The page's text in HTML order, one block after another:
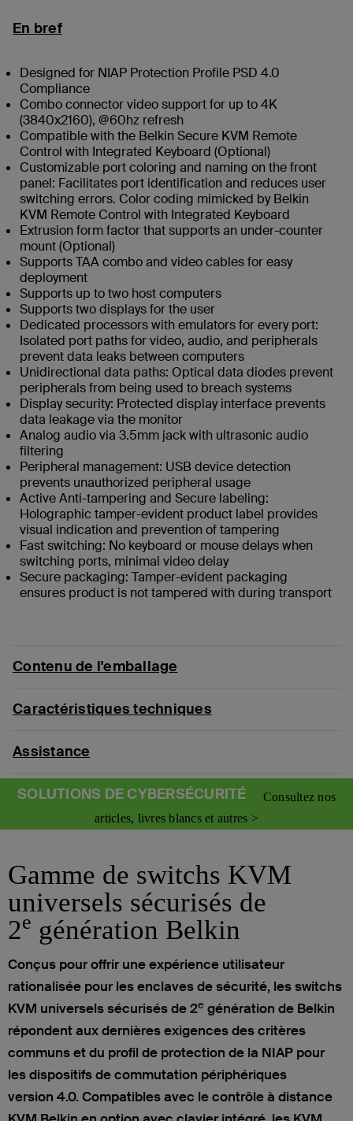
En bref
Designed for NIAP Protection Profile PSD 4.0
Compliance
Combo connector video support for up to 4K
(3840x2160), @60hz refresh
Compatible with the Belkin Secure KVM Remote
Control with Integrated Keyboard (Optional)
Customizable port coloring and naming on the front
panel: Facilitates port identification and reduces user
switching errors. Color coding mimicked by Belkin
KVM Remote Control with Integrated Keyboard
Extrusion form factor that supports an under-counter
mount (Optional)
Supports TAA combo and video cables for easy
deployment
Supports up to two host computers
Supports two displays for the user
Dedicated processors with emulators for every port:
Isolated port paths for video, audio, and peripherals
prevent data leaks between computers
Unidirectional data paths: Optical data diodes prevent
peripherals from being used to breach systems
Display security: Protected display interface prevents
data leakage via the monitor
Analog audio via 3.5mm jack with ultrasonic audio
filtering
Peripheral management: USB device detection
prevents unauthorized peripheral usage
Active Anti-tampering and Secure labeling:
Holographic tamper-evident product label provides
visual indication and prevention of tampering
Fast switching: No keyboard or mouse delays when
switching ports, minimal video delay
Secure packaging: Tamper-evident packaging
ensures product is not tampered with during transport
Contenu de l'emballage
Caractéristiques techniques
Assistance
SOLUTIONS DE CYBERSÉCURITÉ
Consultez nos
articles, livres blancs et autres >
Gamme de switchs KVM
universels sécurisés de
2e génération Belkin
Conçus pour offrir une expérience utilisateur
rationalisée pour les enclaves de sécurité, les switchs
KVM universels sécurisés de 2e génération de Belkin
répondent aux dernières exigences des critères
communs et du profil de protection de la NIAP pour
les dispositifs de commutation périphériques
version 4.0. Compatibles avec le contrôle à distance